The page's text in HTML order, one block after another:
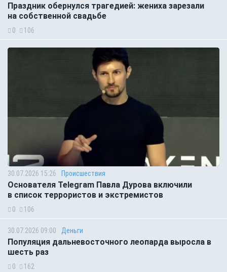
Праздник обернулся трагедией: жениха зарезали
на собственной свадьбе
0 106
30.07.2026 15:26 Происшествия
Основателя Telegram Павла Дурова включили
в список террористов и экстремистов
0 106
30.07.2026 09:00 Деньги
Популяция дальневосточного леопарда выросла в
шесть раз
0 162